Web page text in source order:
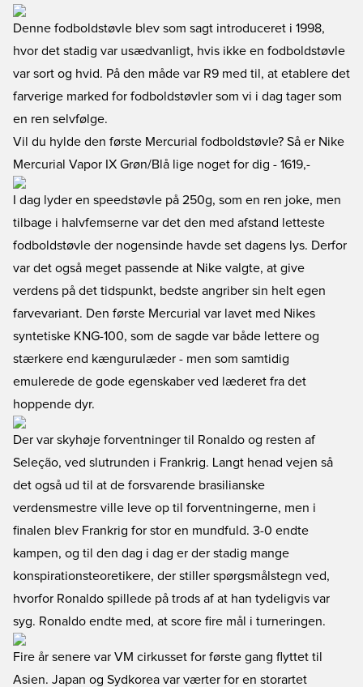
Denne fodboldstøvle blev som sagt introduceret i 1998,
hvor det stadig var usædvanligt, hvis ikke en fodboldstøvle
var sort og hvid. På den måde var R9 med til, at etablere det
farverige marked for fodboldstøvler som vi i dag tager som
en ren selvfølge.
Vil du hylde den første Mercurial fodboldstøvle? Så er Nike
Mercurial Vapor IX Grøn/Blå lige noget for dig - 1619,-
I dag lyder en speedstøvle på 250g, som en ren joke, men
tilbage i halvfemserne var det den med afstand letteste
fodboldstøvle der nogensinde havde set dagens lys. Derfor
var det også meget passende at Nike valgte, at give
verdens på det tidspunkt, bedste angriber sin helt egen
farvevariant. Den første Mercurial var lavet med Nikes
syntetiske KNG-100, som de sagde var både lettere og
stærkere end kængurulæder - men som samtidig
emulerede de gode egenskaber ved læderet fra det
hoppende dyr.
Der var skyhøje forventninger til Ronaldo og resten af
Seleção, ved slutrunden i Frankrig. Langt henad vejen så
det også ud til at de forsvarende brasilianske
verdensmestre ville leve op til forventningerne, men i
finalen blev Frankrig for stor en mundfuld. 3-0 endte
kampen, og til den dag i dag er der stadig mange
konspirationsteoretikere, der stiller spørgsmålstegn ved,
hvorfor Ronaldo spillede på trods af at han tydeligvis var
syg. Ronaldo endte med, at score fire mål i turneringen.
Fire år senere var VM cirkusset for første gang flyttet til
Asien. Japan og Sydkorea var værter for en storartet